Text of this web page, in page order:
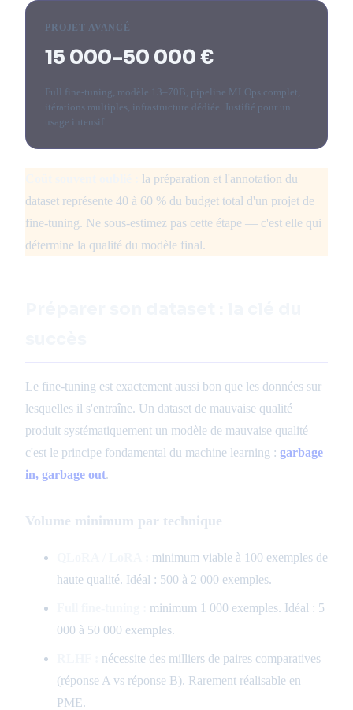
PROJET AVANCÉ
15 000–50 000 €
Full fine-tuning, modèle 13–70B, pipeline MLOps complet,
itérations multiples, infrastructure dédiée. Justifié pour un
usage intensif.
la préparation et l'annotation du
dataset représente 40 à 60 % du budget total d'un projet de
fine-tuning. Ne sous-estimez pas cette étape — c'est elle qui
détermine la qualité du modèle final.
Le fine-tuning est exactement aussi bon que les données sur
lesquelles il s'entraîne. Un dataset de mauvaise qualité
produit systématiquement un modèle de mauvaise qualité —
c'est le principe fondamental du machine learning : garbage
in, garbage out.
Volume minimum par technique
minimum viable à 100 exemples de
haute qualité. Idéal : 500 à 2 000 exemples.
minimum 1 000 exemples. Idéal : 5
000 à 50 000 exemples.
nécessite des milliers de paires comparatives
(réponse A vs réponse B). Rarement réalisable en
PME.